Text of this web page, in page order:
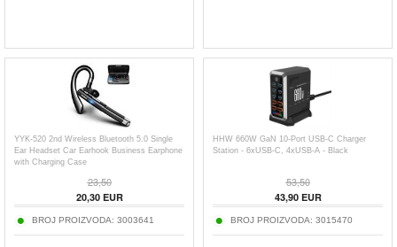
YYK-520 2nd Wireless Bluetooth 5.0 Single
Ear Headset Car Earhook Business Earphone
with Charging Case
23,50
20,30EUR
BROJ PROIZVODA: 3003641
HHW 660W GaN 10-Port USB-C Charger
Station - 6xUSB-C, 4xUSB-A - Black
53,50
43,90EUR
BROJ PROIZVODA: 3015470